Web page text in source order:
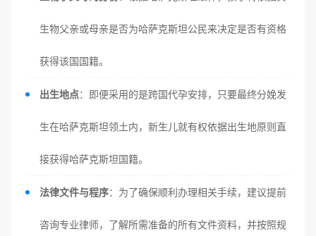
生物父亲或母亲是否为哈萨克斯坦公民来决定是否有资格
获得该国国籍。
出生地点：即便采用的是跨国代孕安排，只要最终分娩发
生在哈萨克斯坦领土内，新生儿就有权依据出生地原则直
接获得哈萨克斯坦国籍。
法律文件与程序：为了确保顺利办理相关手续，建议提前
咨询专业律师，了解所需准备的所有文件资料，并按照规